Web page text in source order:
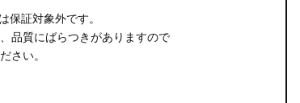
保証対象外です。
品質にばらつきがありますので
さい。